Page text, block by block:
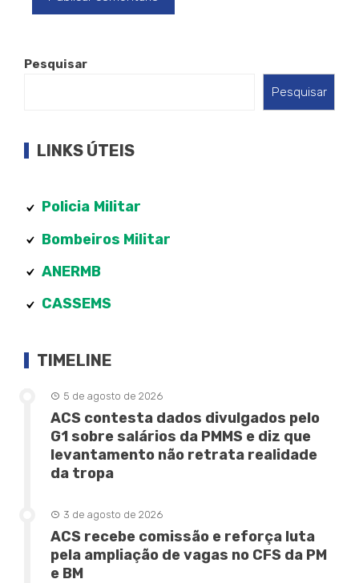
Pesquisar
Pesquisar
LINKS ÚTEIS
Policia Militar
Bombeiros Militar
ANERMB
CASSEMS
TIMELINE
5 de agosto de 2026
ACS contesta dados divulgados pelo
G1 sobre salários da PMMS e diz que
levantamento não retrata realidade
da tropa
3 de agosto de 2026
ACS recebe comissão e reforça luta
pela ampliação de vagas no CFS da PM
e BM